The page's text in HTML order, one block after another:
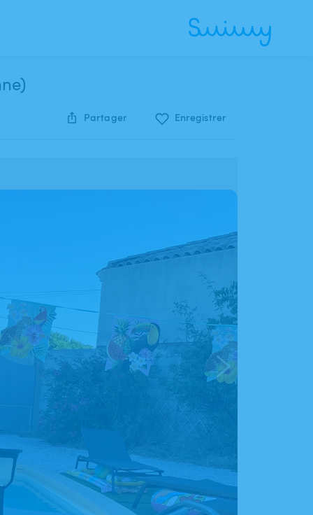
Partager Enregistrer